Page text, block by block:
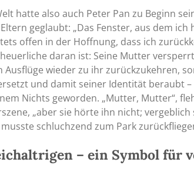
hatte also auch Peter Pan zu Beginn
geglaubt: „Das Fenster, aus dem
offen in der Hoffnung, dass ich
daran ist: Seine Mutter
Ausflüge wieder zu ihr zurückzukehren,
und damit seiner Identität beraubt
Nichts geworden. „Mutter, Mutter“,
„aber sie hörte ihn nicht; vergeblich
schluchzend zum Park
– ein Symbol für